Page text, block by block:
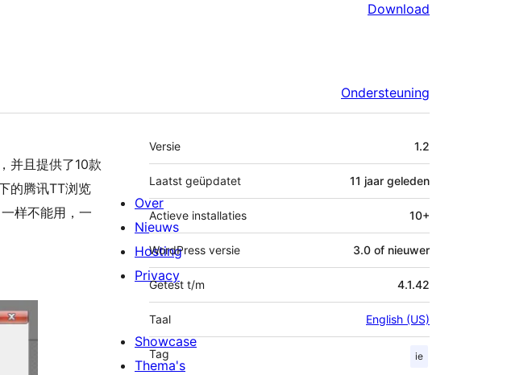
Download
Ondersteuning
并且提供了10款
的腾讯TT浏览
样不能用，一
Meta
Versie 1.2
Laatst geüpdatet 11 jaar geleden
Actieve installaties 10+
WordPress versie 3.0 of nieuwer
Getest t/m 4.1.42
Taal English (US)
Tag ie
Over
Nieuws
Hosting
Privacy
Showcase
Thema's